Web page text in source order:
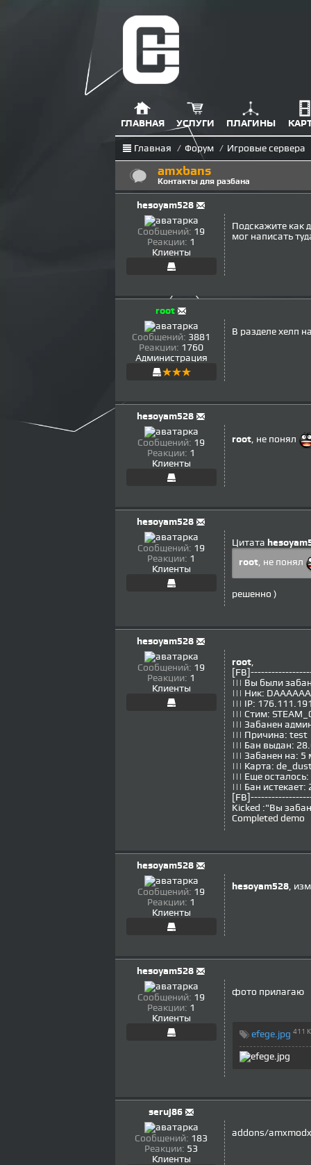
ГЛАВНАЯ УСЛУГИ ПЛАГИНЫ
Главная / Форум / Игровые сервера
amxbans
Контакты для разбана
hesoyam528
Сообщений: 19
Реакции: 1
Клиенты
Подскажите как
мог написать
root
Сообщений: 3881
Реакции: 1760
Администрация
В разделе хелп
hesoyam528
Сообщений: 19
Реакции: 1
Клиенты
root, не понял
hesoyam528
Сообщений: 19
Реакции: 1
Клиенты
Цитата
root, не понял
решенно )
hesoyam528
Сообщений: 19
Реакции: 1
Клиенты
root,
||| Вы были
||| Ник:
||| IP:
||| Стим:
||| Забанен
||| Причина: test
||| Бан выдан:
||| Забанен на: 5
||| Карта:
||| Еще осталось:
||| Бан истекает:
Kicked :"Вы
Completed demo
hesoyam528
Сообщений: 19
Реакции: 1
Клиенты
hesoyam528,
hesoyam528
Сообщений: 19
Реакции: 1
Клиенты
фото прилагаю
efege.jpg 411
seruj86
Сообщений: 183
Реакции: 53
Клиенты
addons/